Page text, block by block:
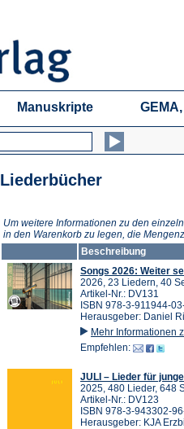
Manuskripte
Liederbücher
Um weitere Informationen zu den
in den Warenkorb zu legen, die
Beschreibung
Songs 2026: Weiter
2026, 23 Liedern, 40
Artikel-Nr.: DV131
ISBN 978-3-911944-
Herausgeber: Daniel
Mehr Informationen
Empfehlen:
JULI – Lieder für
2025, 480 Lieder, 648
Artikel-Nr.: DV123
ISBN 978-3-943302-
Herausgeber: KJA